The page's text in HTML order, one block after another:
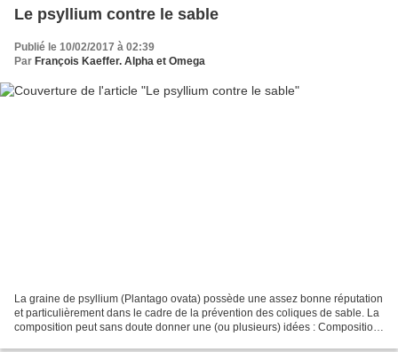
Facebook sur la page techniquesdelevage.
Le psyllium contre le sable
Publié le 10/02/2017 à 02:39
Par François Kaeffer. Alpha et Omega
La graine de psyllium (Plantago ovata) possède une assez bonne réputation
et particulièrement dans le cadre de la prévention des coliques de sable. La
composition peut sans doute donner une (ou plusieurs) idées : Composition